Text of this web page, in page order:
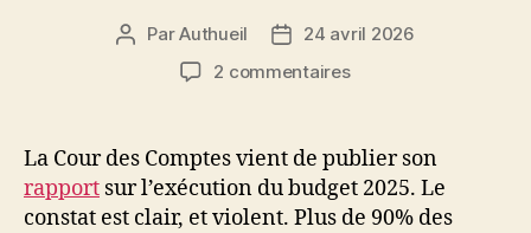
Auteur
ParAuthueil
Date24 avril 2026
2 commentairessur
tous
les
dangers
La Cour des Comptes vient de publier son
rapport sur l’exécution du budget 2025. Le
constat est clair, et violent. Plus de 90% des